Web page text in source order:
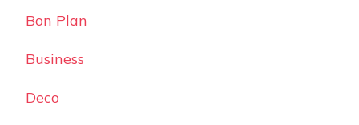
Bon Plan
Business
Deco